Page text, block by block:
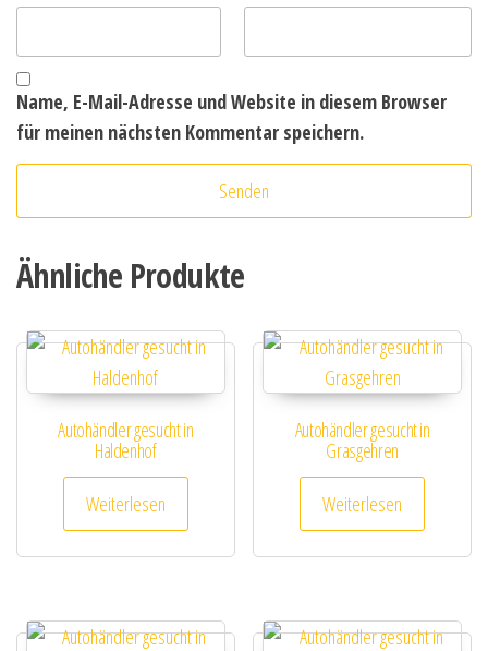
Name, E-Mail-Adresse und Website in diesem Browser
für meinen nächsten Kommentar speichern.
Ähnliche Produkte
Autohändler gesucht in
Haldenhof
Weiterlesen
Autohändler gesucht in
Grasgehren
Weiterlesen